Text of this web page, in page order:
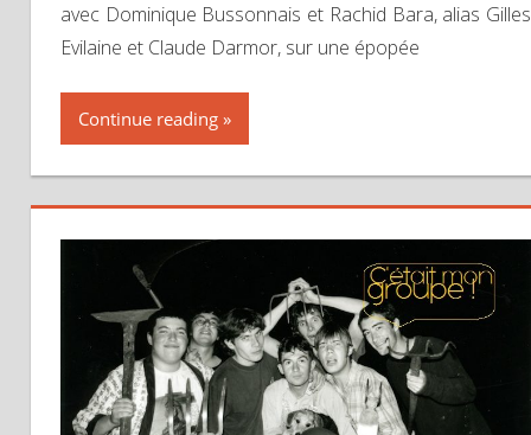
avec Dominique Bussonnais et Rachid Bara, alias Gilles
Evilaine et Claude Darmor, sur une épopée
Continue reading